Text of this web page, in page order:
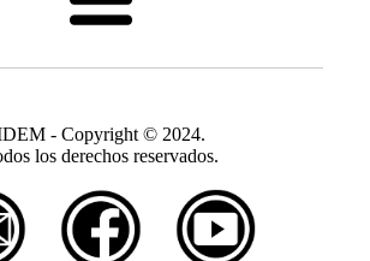
- Copyright © 2024.
los derechos reservados.